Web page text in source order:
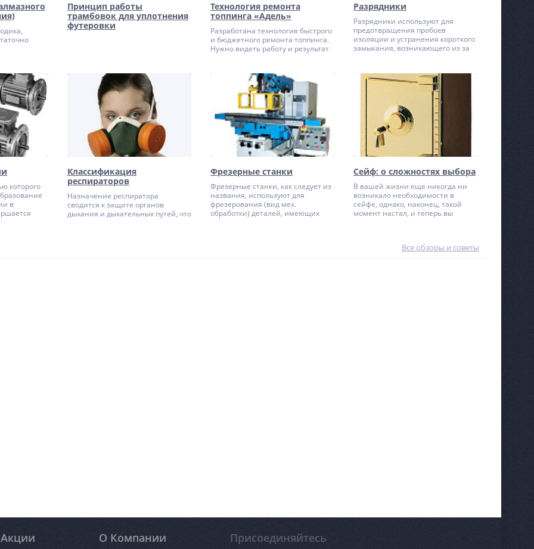
режущей
на
Принцип работы
трамбовок для уплотнения
футеровки
Технология ремонта
топпинга «Адель»
Разработана технология быстрого
и бюджетного ремонта топпинга.
Нужно видеть работу и результат
характерными трещинами и
дефектами.
Разрядники
Разрядники используют для
предотвращения пробоев
изоляции и устранения короткого
замыкания, возникающего из за
разрядами и так далее). Конечно
можно применять более
устойчивую к повреждениям
изоляцию, но это потребует очень
больших денежных затрат на
оборудование, поэтому
использование разрядников в
данном случае целесообразно.
которого
в
Классификация
респираторов
Назначение респиратора
сводится к защите органов
дыхания и дыхательных путей, что
веществами, выделяющими
Фрезерные станки
Фрезерные станки, как следует из
названия, используют для
фрезерования (вид мех.
обработки) деталей, имеющих
производить расточные работы.
Сейф: о сложностях выбора
В вашей жизни еще никогда ни
возникало необходимости в
сейфе, однако, наконец, такой
момент настал, и теперь вы
сейф сильно отличается от
изделий, выпускавшихся в начале
Все обзоры и советы
Акции О Компании Присоединяйтесь